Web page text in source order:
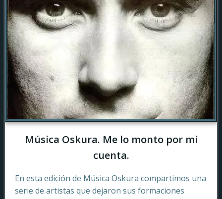
Música Oskura. Me lo monto por mi
cuenta.
En esta edición de Música Oskura compartimos una
serie de artistas que dejaron sus formaciones